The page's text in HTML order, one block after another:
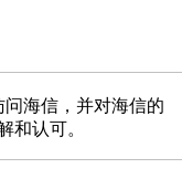
问海信，并对海信的
和认可。